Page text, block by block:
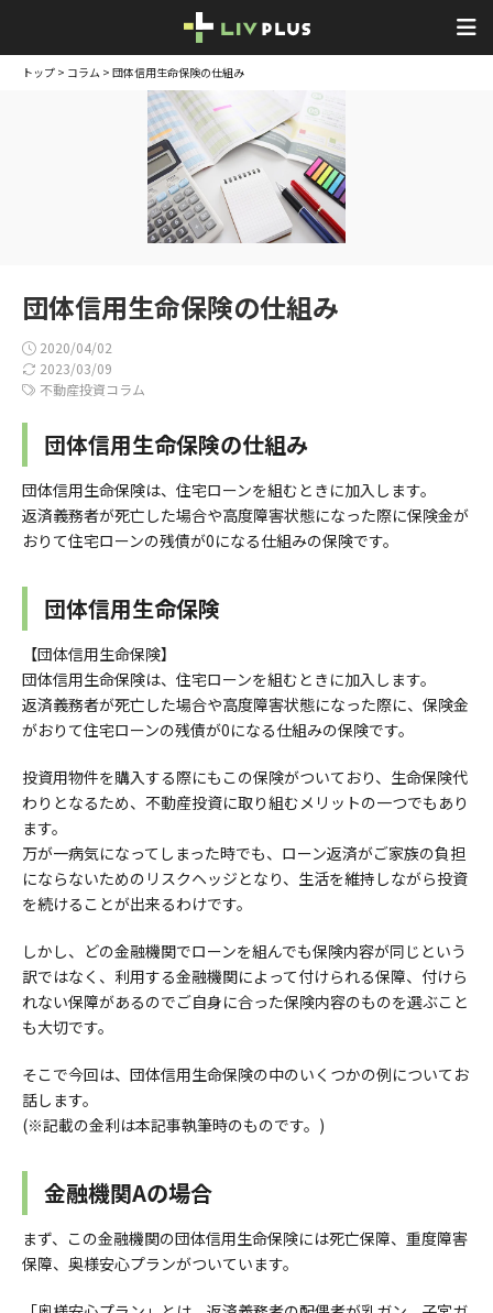
トップ > コラム > 団体信用生命保険の仕組み
団体信用生命保険の仕組み
2020/04/02
2023/03/09
不動産投資コラム
団体信用生命保険の仕組み
団体信用生命保険は、住宅ローンを組むときに加入します。
返済義務者が死亡した場合や高度障害状態になった際に保険金が
おりて住宅ローンの残債が0になる仕組みの保険です。
団体信用生命保険
【団体信用生命保険】
団体信用生命保険は、住宅ローンを組むときに加入します。
返済義務者が死亡した場合や高度障害状態になった際に、保険金
がおりて住宅ローンの残債が0になる仕組みの保険です。
投資用物件を購入する際にもこの保険がついており、生命保険代
わりとなるため、不動産投資に取り組むメリットの一つでもあり
ます。
万が一病気になってしまった時でも、ローン返済がご家族の負担
にならないためのリスクヘッジとなり、生活を維持しながら投資
を続けることが出来るわけです。
しかし、どの金融機関でローンを組んでも保険内容が同じという
訳ではなく、利用する金融機関によって付けられる保障、付けら
れない保障があるのでご自身に合った保険内容のものを選ぶこと
も大切です。
そこで今回は、団体信用生命保険の中のいくつかの例についてお
話します。
(※記載の金利は本記事執筆時のものです。)
金融機関Aの場合
まず、この金融機関の団体信用生命保険には死亡保障、重度障害
保障、奥様安心プランがついています。